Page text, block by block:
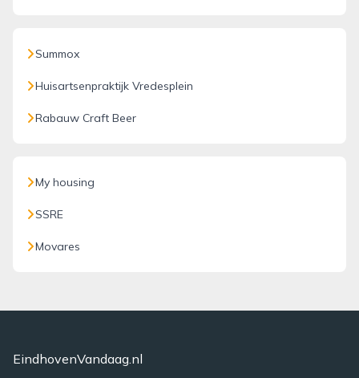
Summox
Huisartsenpraktijk Vredesplein
Rabauw Craft Beer
My housing
SSRE
Movares
EindhovenVandaag.nl